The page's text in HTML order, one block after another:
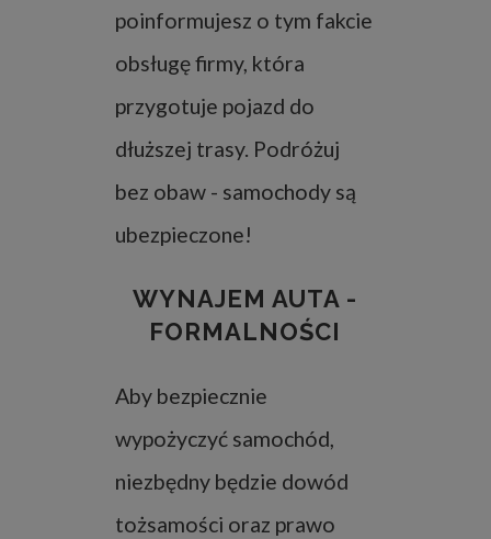
poinformujesz o tym fakcie
obsługę firmy, która
przygotuje pojazd do
dłuższej trasy. Podróżuj
bez obaw - samochody są
ubezpieczone!
WYNAJEM AUTA -
FORMALNOŚCI
Aby bezpiecznie
wypożyczyć samochód,
niezbędny będzie dowód
tożsamości oraz prawo